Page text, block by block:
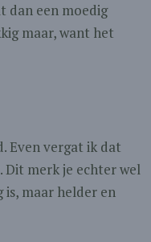
dan een moedig
maar, want het
Even vergat ik dat
Dit merk je echter wel
maar helder en